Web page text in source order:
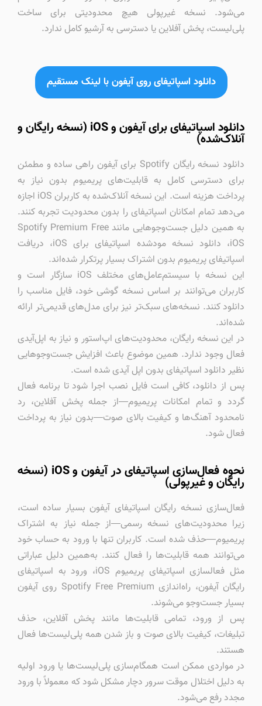
می‌شود. نسخه غیرپولی هیچ محدودیتی برای ساخت
پلی‌لیست، پخش آفلاین یا دسترسی به آرشیو کامل ندارد.
دانلود اسپاتیفای روی آیفون با لینک مستقیم
دانلود اسپاتیفای برای آیفون و iOS (نسخه رایگان و
آنلاک‌شده)
دانلود نسخه رایگان Spotify برای آیفون راهی ساده و مطمئن
برای دسترسی کامل به قابلیت‌های پریمیوم بدون نیاز به
پرداخت هزینه است. این نسخه آنلاک‌شده به کاربران iOS اجازه
می‌دهد تمام امکانان اسپاتیفای را بدون محدودیت تجربه کنند.
به همین دلیل جست‌وجوهایی مانند Spotify Premium Free
iOS، دانلود نسخه مودشده اسپاتیفای برای iOS، دریافت
اسپاتیفای پریمیوم بدون اشتراک بسیار پرتکرار شده‌اند.
این نسخه با سیستم‌عامل‌های مختلف iOS سازگار است و
کاربران می‌توانند بر اساس نسخه گوشی خود، فایل مناسب را
دانلود کنند. نسخه‌های سبک‌تر نیز برای مدل‌های قدیمی‌تر ارائه
شده‌اند.
در این نسخه رایگان، محدودیت‌های اپ‌استور و نیاز به اپل‌آیدی
فعال وجود ندارد. همین موضوع باعث افزایش جست‌وجوهایی
نظیر دانلود اسپاتیفای بدون اپل آیدی شده است.
پس از دانلود، کافی است فایل نصب اجرا شود تا برنامه فعال
گردد و تمام امکانات پریمیوم—از جمله پخش آفلاین، رد
نامحدود آهنگ‌ها و کیفیت بالای صوت—بدون نیاز به پرداخت
فعال شود.
نحوه فعال‌سازی اسپاتیفای در آیفون و iOS (نسخه
رایگان و غیرپولی)
فعال‌سازی نسخه رایگان اسپاتیفای آیفون بسیار ساده است،
زیرا محدودیت‌های نسخه رسمی—از جمله نیاز به اشتراک
پریمیوم—حذف شده است. کاربران تنها با ورود به حساب خود
می‌توانند همه قابلیت‌ها را فعال کنند. به‌همین دلیل عباراتی
مثل فعالسازی اسپاتیفای پریمیوم iOS، ورود به اسپاتیفای
رایگان آیفون، راه‌اندازی Spotify Free Premium روی آیفون
بسیار جست‌وجو می‌شوند.
پس از ورود، تمامی قابلیت‌ها مانند پخش آفلاین، حذف
تبلیغات، کیفیت بالای صوت و باز شدن همه پلی‌لیست‌ها فعال
هستند.
در مواردی ممکن است همگام‌سازی پلی‌لیست‌ها یا ورود اولیه
به دلیل اختلال موقت سرور دچار مشکل شود که معمولاً با ورود
مجدد رفع می‌شود.